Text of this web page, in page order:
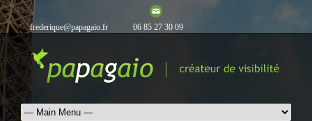
frederique@papagaio.fr 06 85 27 30 09